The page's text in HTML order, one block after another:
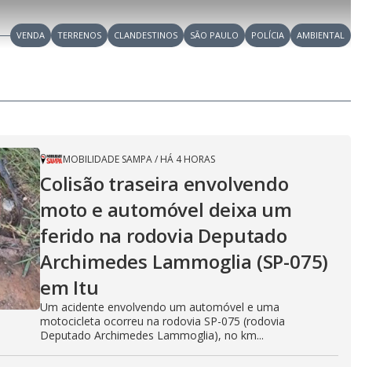
l
a
y
V
i
i
e
l
o
P
i
a
r
VENDA TERRENOS CLANDESTINOS SÃO PAULO POLÍCIA AMBIENTAL
MOBILIDADE SAMPA/ HÁ 4 HORAS
Colisão traseira envolvendo
moto e automóvel deixa um
ferido na rodovia Deputado
Archimedes Lammoglia (SP-075)
em Itu
Um acidente envolvendo um automóvel e uma
motocicleta ocorreu na rodovia SP-075 (rodovia
Deputado Archimedes Lammoglia), no km...